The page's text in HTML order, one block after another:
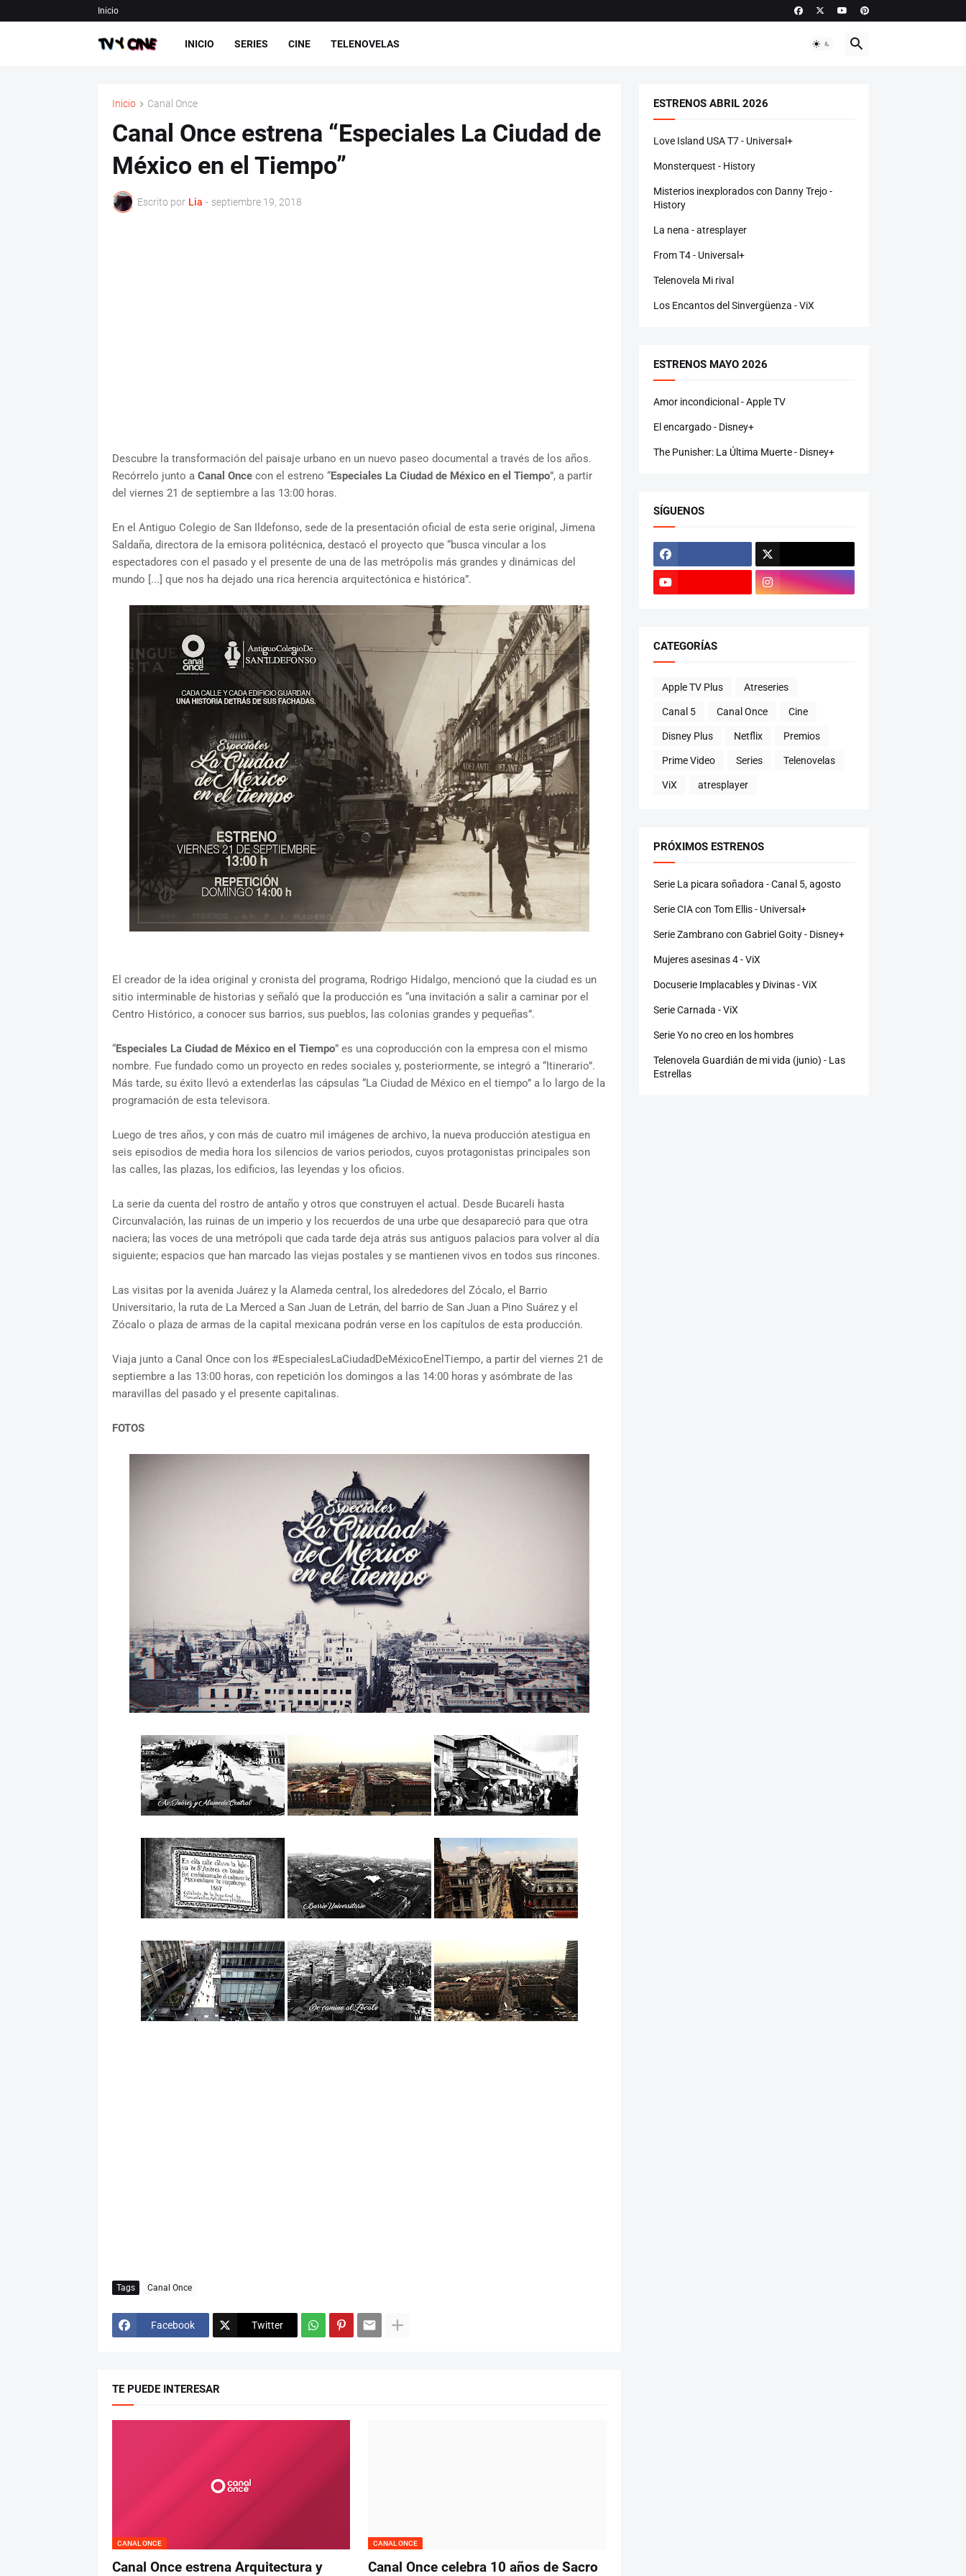
Inicio
INICIO SERIES CINE TELENOVELAS
Inicio Canal Once
Canal Once estrena “Especiales La Ciudad de
México en el Tiempo”
Escrito por Lia - septiembre 19, 2018
Descubre la transformación del paisaje urbano en un nuevo paseo documental a través de los años.
Recórrelo junto a Canal Oncecon el estreno “Especiales La Ciudad de México en el Tiempo”, a partir
del viernes 21 de septiembre a las 13:00 horas.
En el Antiguo Colegio de San Ildefonso, sede de la presentación oficial de esta serie original, Jimena
Saldaña, directora de la emisora politécnica, destacó el proyecto que “busca vincular a los
espectadores con el pasado y el presente de una de las metrópolis más grandes y dinámicas del
mundo [...] que nos ha dejado una rica herencia arquitectónica e histórica”.
El creador de la idea original y cronista del programa, Rodrigo Hidalgo, mencionó que la ciudad es un
sitio interminable de historias y señaló que la producción es “una invitación a salir a caminar por el
Centro Histórico, a conocer sus barrios, sus pueblos, las colonias grandes y pequeñas”.
“Especiales La Ciudad de México en el Tiempo” es una coproducción con la empresa con el mismo
nombre. Fue fundado como un proyecto en redes sociales y, posteriormente, se integró a “Itinerario”.
Más tarde, su éxito llevó a extenderlas las cápsulas “La Ciudad de México en el tiempo” a lo largo de la
programación de esta televisora.
Luego de tres años, y con más de cuatro mil imágenes de archivo, la nueva producción atestigua en
seis episodios de media hora los silencios de varios periodos, cuyos protagonistas principales son
las calles, las plazas, los edificios, las leyendas y los oficios.
La serie da cuenta del rostro de antaño y otros que construyen el actual. Desde Bucareli hasta
Circunvalación, las ruinas de un imperio y los recuerdos de una urbe que desapareció para que otra
naciera; las voces de una metrópoli que cada tarde deja atrás sus antiguos palacios para volver al día
siguiente; espacios que han marcado las viejas postales y se mantienen vivos en todos sus rincones.
Las visitas por la avenida Juárez y la Alameda central, los alrededores del Zócalo, el Barrio
Universitario, la ruta de La Merced a San Juan de Letrán, del barrio de San Juan a Pino Suárez y el
Zócalo o plaza de armas de la capital mexicana podrán verse en los capítulos de esta producción.
Viaja junto a Canal Once con los #EspecialesLaCiudadDeMéxicoEnelTiempo, a partir del viernes 21 de
septiembre a las 13:00 horas, con repetición los domingos a las 14:00 horas y asómbrate de las
maravillas del pasado y el presente capitalinas.
FOTOS
Tags Canal Once
Facebook Twitter
TE PUEDE INTERESAR
CANAL ONCE
Canal Once estrena Arquitectura y
CANAL ONCE
Canal Once celebra 10 años de Sacro
ESTRENOS ABRIL 2026
Love Island USA T7 - Universal+
Monsterquest - History
Misterios inexplorados con Danny Trejo -
History
La nena - atresplayer
From T4 - Universal+
Telenovela Mi rival
Los Encantos del Sinvergüenza - ViX
ESTRENOS MAYO 2026
Amor incondicional - Apple TV
El encargado - Disney+
The Punisher: La Última Muerte - Disney+
SÍGUENOS
CATEGORÍAS
Apple TV Plus Atreseries
Canal 5 Canal Once Cine
Disney Plus Netflix Premios
Prime Video Series Telenovelas
ViX atresplayer
PRÓXIMOS ESTRENOS
Serie La picara soñadora - Canal 5, agosto
Serie CIA con Tom Ellis - Universal+
Serie Zambrano con Gabriel Goity - Disney+
Mujeres asesinas 4 - ViX
Docuserie Implacables y Divinas - ViX
Serie Carnada - ViX
Serie Yo no creo en los hombres
Telenovela Guardián de mi vida (junio) - Las
Estrellas